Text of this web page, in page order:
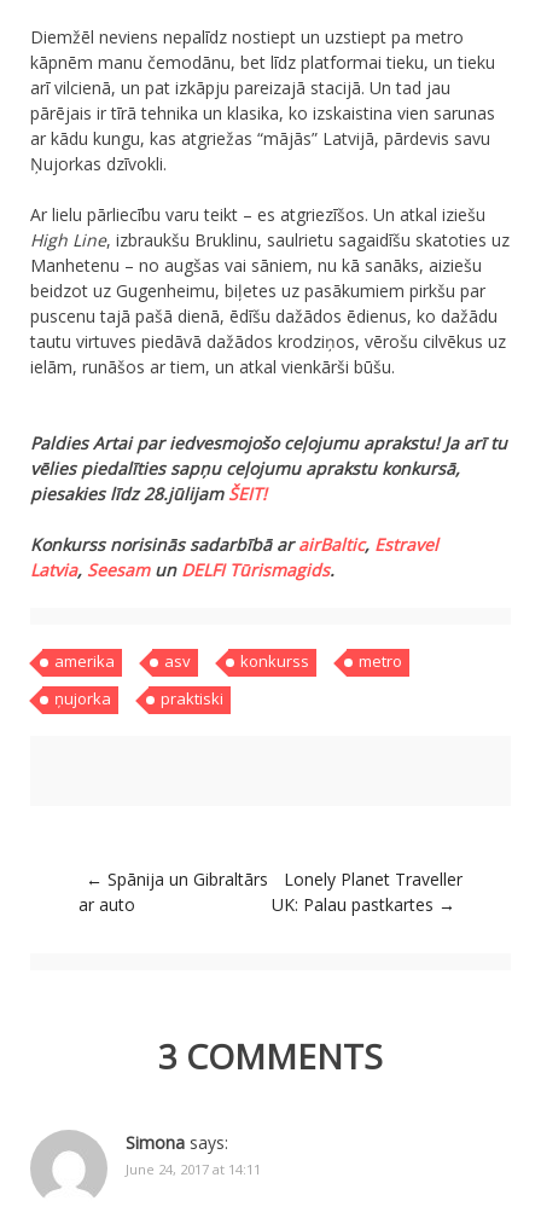
​Diemžēl neviens nepalīdz nostiept un uzstiept pa metro
kāpnēm manu čemodānu, bet līdz platformai tieku, un tieku
arī vilcienā, un pat izkāpju pareizajā stacijā. Un tad jau
pārējais ir tīrā tehnika un klasika, ko izskaistina vien sarunas
ar kādu kungu, kas atgriežas “mājās” Latvijā, pārdevis savu
Ņujorkas dzīvokli.
Ar lielu pārliecību varu teikt – es atgriezīšos. Un atkal iziešu
High Line, izbraukšu Bruklinu, saulrietu sagaidīšu skatoties uz
Manhetenu – no augšas vai sāniem, nu kā sanāks, aiziešu
beidzot uz Gugenheimu, biļetes uz pasākumiem pirkšu par
puscenu tajā pašā dienā, ēdīšu dažādos ēdienus, ko dažādu
tautu virtuves piedāvā dažādos krodziņos, vērošu cilvēkus uz
ielām, runāšos ar tiem, un atkal vienkārši būšu.
Paldies Artai par iedvesmojošo ceļojumu aprakstu! Ja arī tu
vēlies piedalīties sapņu ceļojumu aprakstu konkursā,
piesakies līdz 28.jūlijam ŠEIT!
Konkurss norisinās sadarbībā arairBaltic, Estravel
Latvia, Seesamun DELFI Tūrismagids.
amerika asv konkurss
metro
ņujorka
praktiski
Post navigation
← Spānija un Gibraltārs
ar auto
Lonely Planet Traveller
UK: Palau pastkartes →
3 COMMENTS
Simona says:
June 24, 2017 at 14:11